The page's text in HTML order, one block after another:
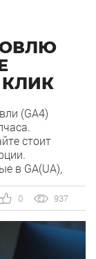
КЛИК
(GA4)
стоит
в GA(UA),
Как бы
ТЗ для
Ждём
Аудит
правки.
937
0